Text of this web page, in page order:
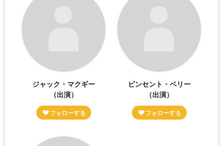
ジャック・マクギー
（出演）
ビンセント・ベリー
（出演）